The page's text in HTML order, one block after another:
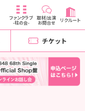
ファンクラブ
-柱の会-
取材/出演
お問合せ リクルート
チケット